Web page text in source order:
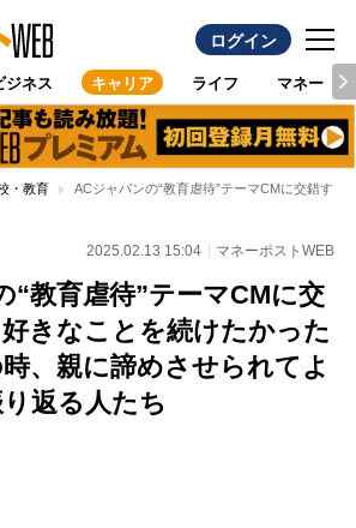
ログイン
ジネス キャリア ライフ マネー
・教育 ACジャパンの“教育虐待”テーマCMに交錯す
2025.02.13 15:04 マネーポストWEB
“教育虐待”テーマCMに交
きなことを続けたかった
、親に諦めさせられてよ
返る人たち